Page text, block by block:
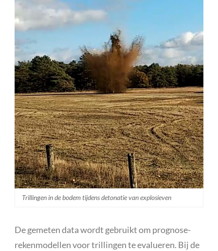
Trillingen in de bodem tijdens detonatie van explosieven
De gemeten data wordt gebruikt om prognose-
rekenmodellen voor trillingen te evalueren. Bij de